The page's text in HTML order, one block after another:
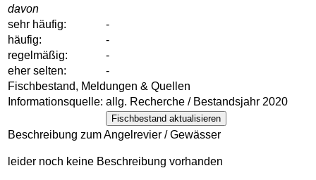
davon
sehr häufig:
-
häufig:
-
regelmäßig:
-
eher selten:
-
Fischbestand, Meldungen & Quellen
Informationsquelle: allg. Recherche / Bestandsjahr 2020
Fischbestand aktualisieren
Beschreibung zum Angelrevier / Gewässer
leider noch keine Beschreibung vorhanden